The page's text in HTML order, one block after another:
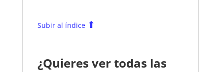
Subir al índice ⬆
¿Quieres ver todas las